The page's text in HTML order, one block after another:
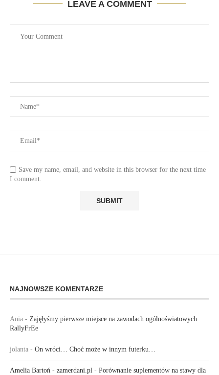
LEAVE A COMMENT
Save my name, email, and website in this browser for the next time
I comment.
NAJNOWSZE KOMENTARZE
Ania - Zajęłyśmy pierwsze miejsce na zawodach ogólnoświatowych
RallyFrEe
jolanta - On wróci… Choć może w innym futerku…
Amelia Bartoń - zamerdani.pl - Porównanie suplementów na stawy dla